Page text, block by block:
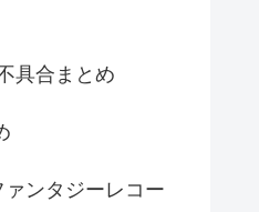
具合まとめ
ンタジーレコー